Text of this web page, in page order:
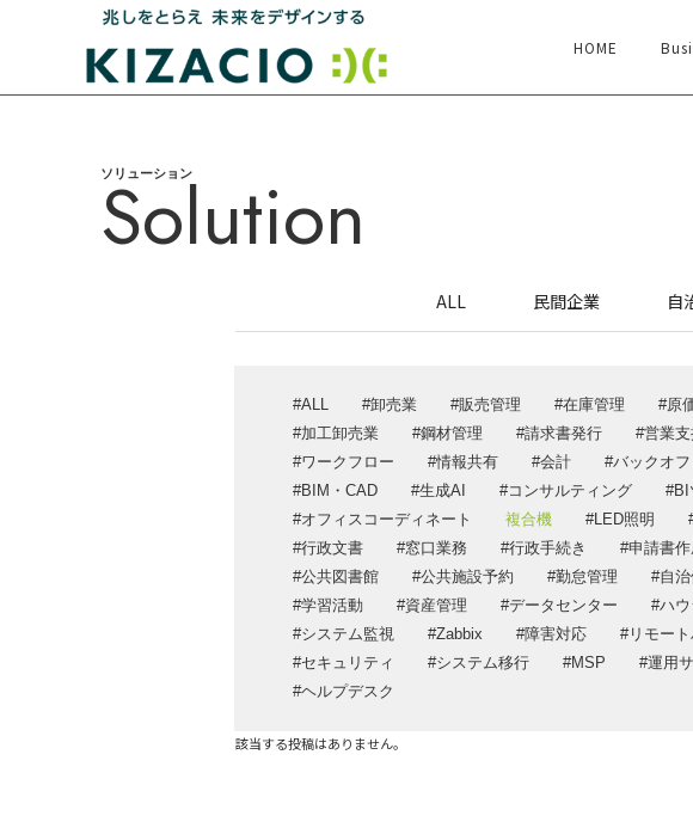
HOME
HOME
キザシオについて
事業内容
IT戦略支援・コンサルティング
システム開発
業務パッケージソリューション
ITインフラ設計・構築サポート
クラウド・データセンターサービス
運用・保守・サポートサービス
企業
アクセス
一般事
SDGs
DX推進
プライ
ソリューション
Solution
ALL 民間企業 自
ALL 卸売業 販売管理 在庫管理 原
加工卸売業
鋼材管理 請求書発行 営業支
ワークフロー
情報共有 会計 バックオフ
BIM・CAD
生成AI コンサルティング BI
オフィスコーディネート
複合機 LED照明
行政文書
窓口業務 行政手続き 申請書
公共図書館
公共施設予約 勤怠管理 自
学習活動
資産管理 データセンター ハ
システム監視
Zabbix 障害対応 リモー
セキュリティ
システム移行 MSP 運用
ヘルプデスク
該当する投稿はありません。